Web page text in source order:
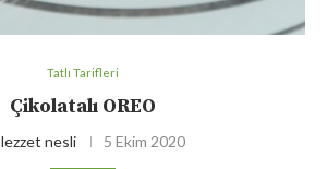
Tatlı Tarifleri
Çikolatalı OREO
lezzet nesli 5 Ekim 2020